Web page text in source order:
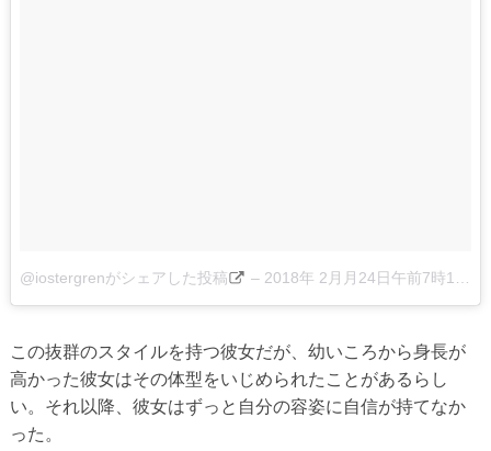
@iostergrenがシェアした投稿 – 2018年 2月月24日午前7時12分PST
この抜群のスタイルを持つ彼女だが、幼いころから身長が
高かった彼女はその体型をいじめられたことがあるらし
い。それ以降、彼女はずっと自分の容姿に自信が持てなか
った。